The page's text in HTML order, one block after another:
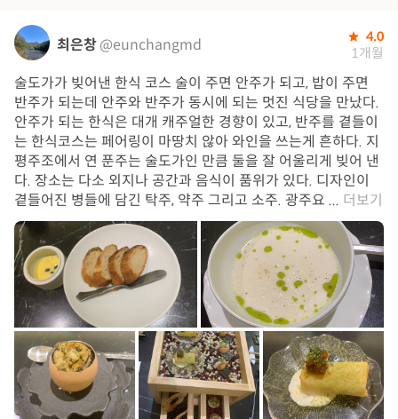
최은창@eunchangmd 4.0
1개월
술도가가 빚어낸 한식 코스 술이 주면 안주가 되고, 밥이 주면
반주가 되는데 안주와 반주가 동시에 되는 멋진 식당을 만났다.
안주가 되는 한식은 대개 캐주얼한 경향이 있고, 반주를 곁들이
는 한식코스는 페어링이 마땅치 않아 와인을 쓰는게 흔하다. 지
평주조에서 연 푼주는 술도가인 만큼 둘을 잘 어울리게 빚어 낸
다. 장소는 다소 외지나 공간과 음식이 품위가 있다. 디자인이
곁들어진 병들에 담긴 탁주, 약주 그리고 소주. 광주요 ... 더보기